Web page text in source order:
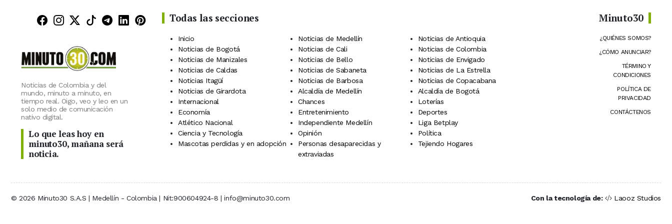
Minuto30 en Facebook
Minuto30 en Instagram
Minuto30 en X (Twitter)
Minuto30 en TikTok
Canal de Minuto30 en Telegram
Minuto30 en LinkedIn
Minuto30 en Pinterest
Noticias de Colombia y del
mundo, minuto a minuto, en
tiempo real. Oigo, veo y leo en un
solo medio de comunicación
nativo digital.
Lo que leas hoy en
minuto30, mañana será
noticia.
Todas las secciones
Inicio Noticias de Medellín
Noticias de Antioquia
Noticias de Bogotá
Noticias de Cali
Noticias de Colombia
Noticias de Manizales
Noticias de Bello
Noticias de Envigado
Noticias de Caldas
Noticias de Sabaneta
Noticias de La Estrella
Noticias Itagüí
Noticias de Barbosa
Noticias de Copacabana
Noticias de Girardota
Alcaldía de Medellín
Alcaldía de Bogotá
Internacional
Chances
Loterías
Economía
Entretenimiento
Deportes
Atlético Nacional
Independiente Medellín
Liga Betplay
Ciencia y Tecnología
Opinión
Política
Mascotas perdidas y en adopción
Personas desaparecidas y
extraviadas
Tejiendo Hogares
Minuto30
¿QUIÉNES SOMOS?
¿CÓMO ANUNCIAR?
TÉRMINO Y
CONDICIONES
POLÍTICA DE
PRIVACIDAD
CONTÁCTENOS
© 2026 Minuto30 S.A.S | Medellín - Colombia | Nit:900604924-8 | info@minuto30.com Con la tecnología de: Laooz Studios